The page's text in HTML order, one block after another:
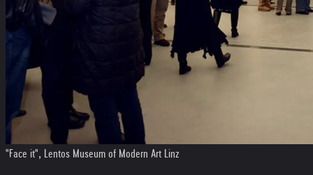
"Face it", Lentos Museum of Modern Art Linz